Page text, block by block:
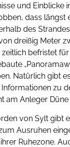
und Einblicke
dass
des
dreißig Meter
befristet
Natürlich gibt
zu
am Anleger
von Sylt gibt
Ausruhen
Ruhezone.